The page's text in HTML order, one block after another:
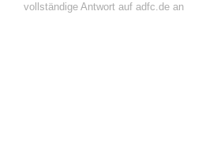
vollständige Antwort auf adfc.de an